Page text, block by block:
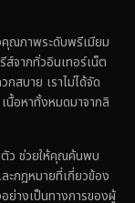
ณภาพระดับพรีเมียม
จากทั่วอินเทอร์เน็ต
สบาย เราไม่ได้จัด
นื้อหาทั้งหมดมาจากลิ
ว ช่วยให้คุณค้นพบ
ะกฎหมายที่เกี่ยวข้อง
ย่างเป็นทางการของผู้